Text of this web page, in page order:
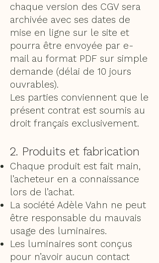
chaque version des CGV sera
archivée avec ses dates de
mise en ligne sur le site et
pourra être envoyée par e-
mail au format PDF sur simple
demande (délai de 10 jours
ouvrables).
Les parties conviennent que le
présent contrat est soumis au
droit français exclusivement.
2. Produits et fabrication
Chaque produit est fait main,
l’acheteur en a connaissance
lors de l’achat.
La société Adèle Vahn ne peut
être responsable du mauvais
usage des luminaires.
Les luminaires sont conçus
pour n’avoir aucun contact